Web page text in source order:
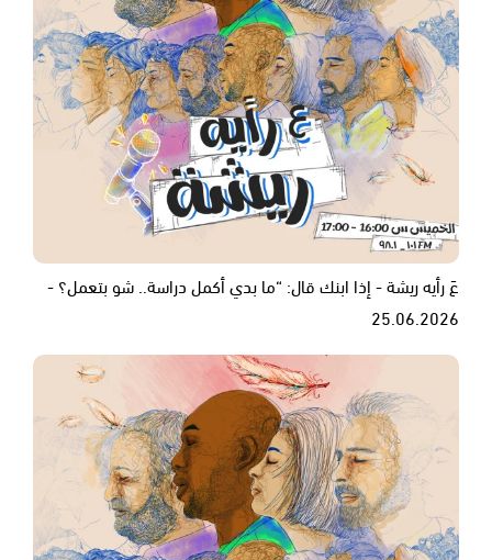
عَ رأيه ريشة - إذا ابنك قال: “ما بدي أكمل دراسة.. شو بتعمل؟ -
25.06.2026